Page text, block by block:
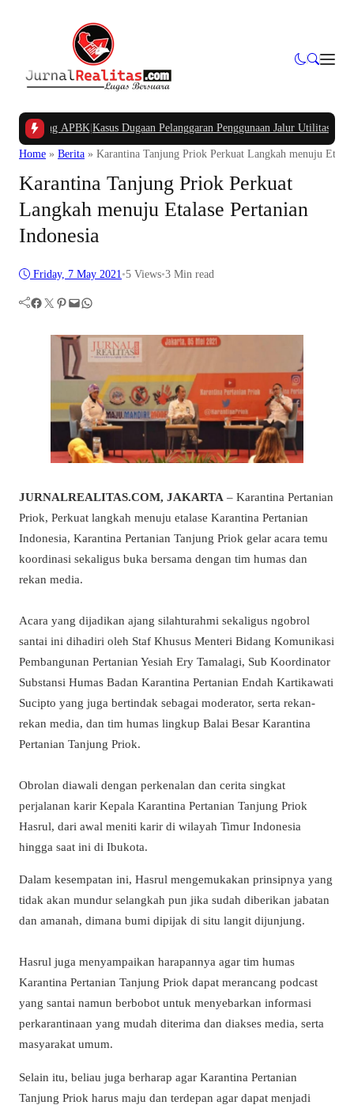
APBK|Kasus Dugaan Pelanggaran Penggunaan Jalur Utilitas Jababeka
Home » Berita » Karantina Tanjung Priok Perkuat Langkah menuju
Karantina Tanjung Priok Perkuat
Langkah menuju Etalase Pertanian
Indonesia
Friday, 7 May 2021•5 Views•3 Min read
Facebook Twitter Pinterest Mail WhatsApp
JURNALREALITAS.COM, JAKARTA – Karantina Pertanian
Priok, Perkuat langkah menuju etalase Karantina Pertanian
Indonesia, Karantina Pertanian Tanjung Priok gelar acara temu
koordinasi sekaligus buka bersama dengan tim humas dan
rekan media.
Acara yang dijadikan ajang silahturahmi sekaligus ngobrol
santai ini dihadiri oleh Staf Khusus Menteri Bidang Komunikasi
Pembangunan Pertanian Yesiah Ery Tamalagi, Sub Koordinator
Substansi Humas Badan Karantina Pertanian Endah Kartikawati
Sucipto yang juga bertindak sebagai moderator, serta rekan-
rekan media, dan tim humas lingkup Balai Besar Karantina
Pertanian Tanjung Priok.
Obrolan diawali dengan perkenalan dan cerita singkat
perjalanan karir Kepala Karantina Pertanian Tanjung Priok
Hasrul, dari awal meniti karir di wilayah Timur Indonesia
hingga saat ini di Ibukota.
Dalam kesempatan ini, Hasrul mengemukakan prinsipnya yang
tidak akan mundur selangkah pun jika sudah diberikan jabatan
dan amanah, dimana bumi dipijak di situ langit dijunjung.
Hasrul juga menyampaikan harapannya agar tim humas
Karantina Pertanian Tanjung Priok dapat merancang podcast
yang santai namun berbobot untuk menyebarkan informasi
perkarantinaan yang mudah diterima dan diakses media, serta
masyarakat umum.
Selain itu, beliau juga berharap agar Karantina Pertanian
Tanjung Priok harus maju dan terdepan agar dapat menjadi